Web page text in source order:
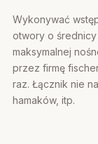
Wykonywać
otwory o
maksymalnej
przez firmę
raz. Łącznik nie
hamaków, itp.